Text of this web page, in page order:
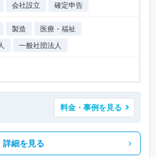
会社設立 確定申告
製造
医療・福祉
一般社団法人
料金・事例を見る
詳細を見る